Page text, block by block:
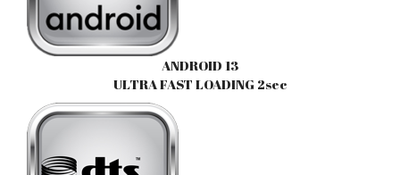
ANDROID 13
ULTRA FAST LOADING 2sec